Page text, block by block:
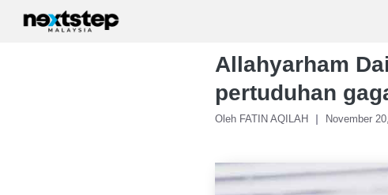
Skip
Allahyarham
pertuduhan
Oleh FATIN AQILAH November